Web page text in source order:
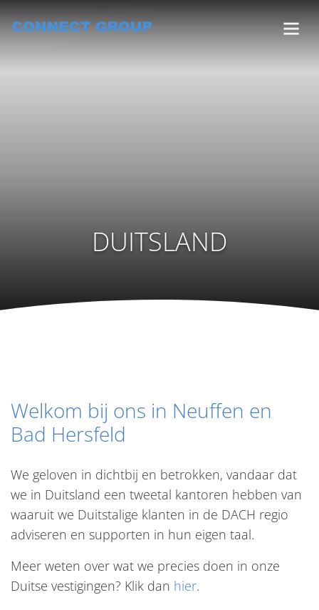
DUITSLAND
Welkom bij ons in Neuffen en
Bad Hersfeld
We geloven in dichtbij en betrokken, vandaar dat
we in Duitsland een tweetal kantoren hebben van
waaruit we Duitstalige klanten in de DACH regio
adviseren en supporten in hun eigen taal.
Meer weten over wat we precies doen in onze
Duitse vestigingen? Klik dan hier.